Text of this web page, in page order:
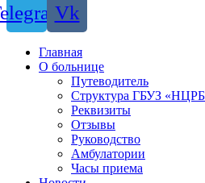
Vk
Главная
О больнице
Путеводитель
Структура ГБУЗ
Реквизиты
Отзывы
Руководство
Амбулатории
Часы приема